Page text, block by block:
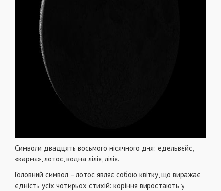
Символи двадцять восьмого місячного дня: едельвейс,
«карма», лотос, водна лілія, лілія.
Головний символ – лотос являє собою квітку, що виражає
єдність усіх чотирьох стихій: коріння виростають у